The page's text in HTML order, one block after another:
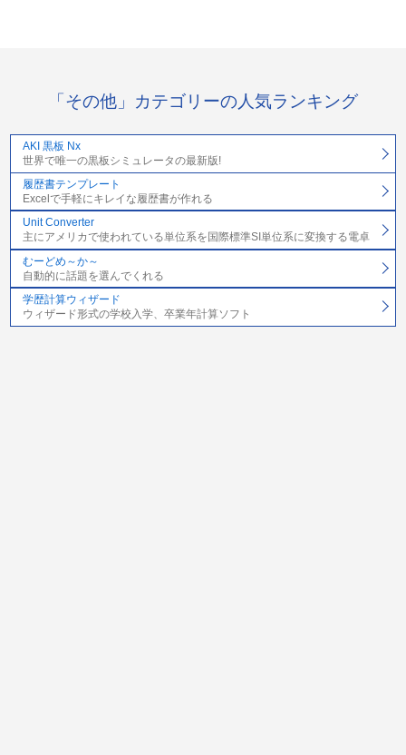
「その他」カテゴリーの人気ランキング
AKI 黒板 Nx
世界で唯一の黒板シミュレータの最新版!
履歴書テンプレート
Excelで手軽にキレイな履歴書が作れる
Unit Converter
主にアメリカで使われている単位系を国際標準SI単位系に変換する電卓
むーどめ～か～
自動的に話題を選んでくれる
学歴計算ウィザード
ウィザード形式の学校入学、卒業年計算ソフト